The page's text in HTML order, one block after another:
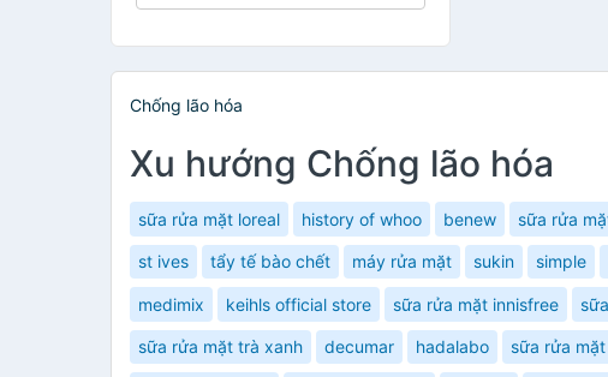
Chống lão hóa
Xu hướng Chống lão hóa
sữa rửa mặt loreal history of whoo benew sữa rửa
st ives tẩy tế bào chết máy rửa mặt sukin simple
medimix keihls official store sữa rửa mặt innisfree
sữa rửa mặt trà xanh decumar hadalabo sữa rửa